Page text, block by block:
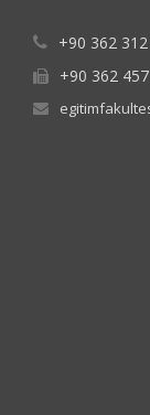
+90 362
+90 362